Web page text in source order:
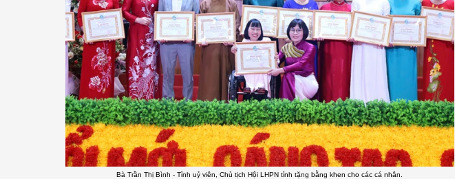
Bà Trần Thị Bình - Tỉnh uỷ viên, Chủ tịch Hội LHPN tỉnh tặng bằng khen cho các cá nhân.